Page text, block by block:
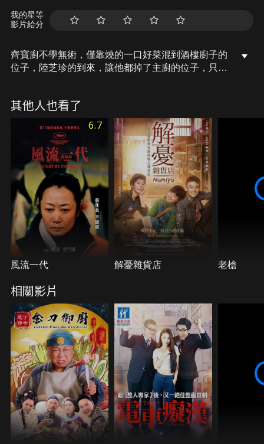
我的星等
影片給分
齊寶廚不學無術，僅靠燒的一口好菜混到酒樓廚子的
位子，陸芝珍的到來，讓他都掉了主廚的位子，只好
長。
其他人也看了
6.7
風流一代 解憂雜貨店 老槍
相關影片